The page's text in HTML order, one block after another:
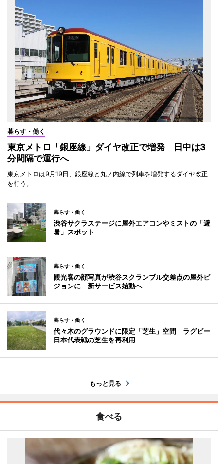
暮らす・働く
東京メトロ「銀座線」ダイヤ改正で増発 日中は3
分間隔で運行へ
東京メトロは9月19日、銀座線と丸ノ内線で列車を増発するダイヤ改正
を行う。
暮らす・働く
渋谷サクラステージに屋外エアコンやミストの「避
暑」スポット
暮らす・働く
観光客の顔写真が渋谷スクランブル交差点の屋外ビ
ジョンに 新サービス始動へ
暮らす・働く
代々木のグラウンドに限定「芝生」空間 ラグビー
日本代表戦の芝生を再利用
もっと見る
食べる